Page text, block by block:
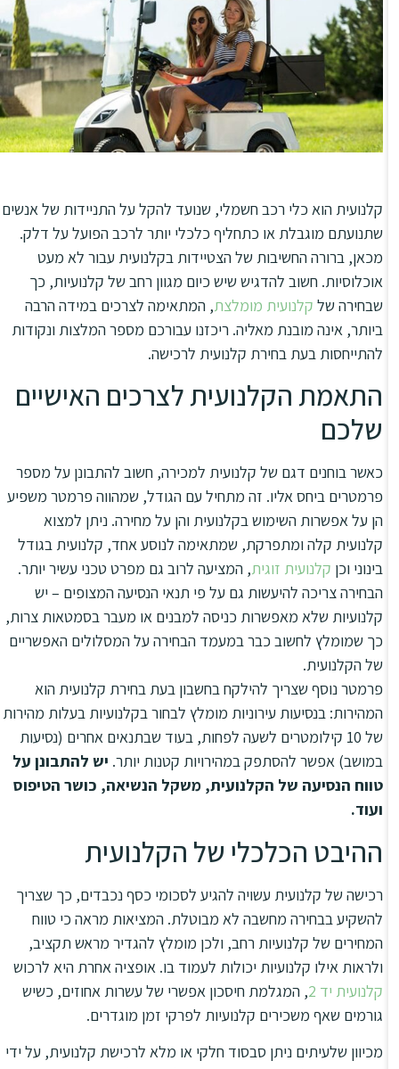
font_download סמן קישורים
לאפס
את
כל
האפשרויות
cached
מפת האתר
הצהרת נגישות
קלנועית הוא כלי רכב חשמלי, שנועד להקל על התניידות של אנשים
שתנועתם מוגבלת או כתחליף כלכלי יותר לרכב הפועל על דלק.
מכאן, ברורה החשיבות של הצטיידות בקלנועית עבור לא מעט
אוכלוסיות. חשוב להדגיש שיש כיום מגוון רחב של קלנועיות, כך
שבחירה שלקלנועית מומלצת, המתאימה לצרכים במידה הרבה
ביותר, אינה מובנת מאליה. ריכזנו עבורכם מספר המלצות ונקודות
להתייחסות בעת בחירת קלנועית לרכישה.
התאמת הקלנועית לצרכים האישיים
שלכם
כאשר בוחנים דגם של קלנועית למכירה, חשוב להתבונן על מספר
פרמטרים ביחס אליו. זה מתחיל עם הגודל, שמהווה פרמטר משפיע
הן על אפשרות השימוש בקלנועית והן על מחירה. ניתן למצוא
קלנועית קלה ומתפרקת, שמתאימה לנוסע אחד, קלנועית בגודל
בינוני וכןקלנועית זוגית, המציעה לרוב גם מפרט טכני עשיר יותר.
הבחירה צריכה להיעשות גם על פי תנאי הנסיעה המצופים – יש
קלנועיות שלא מאפשרות כניסה למבנים או מעבר בסמטאות צרות,
כך שמומלץ לחשוב כבר במעמד הבחירה על המסלולים האפשריים
של הקלנועית.
פרמטר נוסף שצריך להילקח בחשבון בעת בחירת קלנועית הוא
המהירות: בנסיעות עירוניות מומלץ לבחור בקלנועיות בעלות מהירות
של 10 קילומטרים לשעה לפחות, בעוד שבתנאים אחרים (נסיעות
במושב) אפשר להסתפק במהירויות קטנות יותר.יש להתבונן על
טווח הנסיעה של הקלנועית, משקל הנשיאה, כושר הטיפוס
ועוד.
ההיבט הכלכלי של הקלנועית
רכישה של קלנועית עשויה להגיע לסכומי כסף נכבדים, כך שצריך
להשקיע בבחירה מחשבה לא מבוטלת. המציאות מראה כי טווח
המחירים של קלנועיות רחב, ולכן מומלץ להגדיר מראש תקציב,
ולראות אילו קלנועיות יכולות לעמוד בו. אופציה אחרת היא לרכוש
קלנועית יד 2 , המגלמת חיסכון אפשרי של עשרות אחוזים, כשיש
גורמים שאף משכירים קלנועיות לפרקי זמן מוגדרים.
מכיוון שלעיתים ניתן סבסוד חלקי או מלא לרכישת קלנועית, על ידי